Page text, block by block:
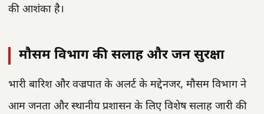
की आशंका है।
मौसम विभाग की सलाह और जन सुरक्षा
भारी बारिश और वज्रपात के अलर्ट के मद्देनजर, मौसम विभाग ने
आम जनता और स्थानीय प्रशासन के लिए विशेष सलाह जारी की